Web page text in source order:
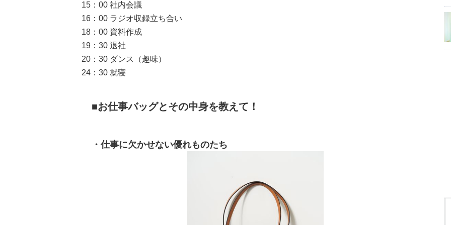
15：00 社内会議
16：00 ラジオ収録立ち合い
18：00 資料作成
19：30 退社
20：30 ダンス（趣味）
24：30 就寝
お仕事バッグとその中身を教えて！
仕事に欠かせない優れものたち